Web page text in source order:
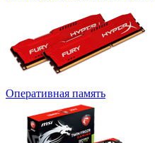
Оперативная память